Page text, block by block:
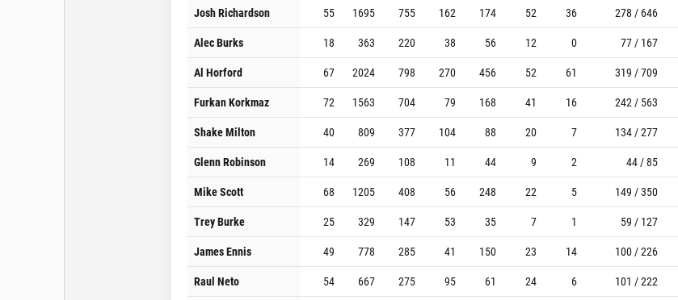
Josh Richardson
55 1695 755 162 174 52 36 278 / 646
Alec Burks
18 363 220 38 56 12 0 77 / 167
Al Horford
67 2024 798 270 456 52 61 319 / 709
Furkan Korkmaz
72 1563 704 79 168 41 16 242 / 563
Shake Milton
40 809 377 104 88 20 7 134 / 277
Glenn Robinson
14 269 108 11 44 9 2 44 / 85
Mike Scott
68 1205 408 56 248 22 5 149 / 350
Trey Burke
25 329 147 53 35 7 1 59 / 127
James Ennis
49 778 285 41 150 23 14 100 / 226
Raul Neto
54 667 275 95 61 24 6 101 / 222